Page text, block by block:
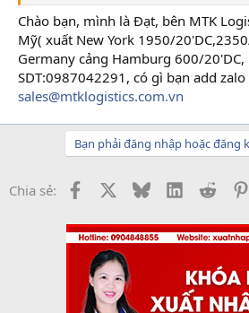
E cám ơn.
Chào bạn, mình là Đạt, bên MTK
Mỹ( xuất New York 1950/
Germany cảng Hamburg 600/
SDT:0987042291, có gì bạn add
sales@mtklogistics.com.vn
Bạn phải đăng nhập hoặc đăng
Chia sẻ: Facebook BlueskyLinkedInReddit